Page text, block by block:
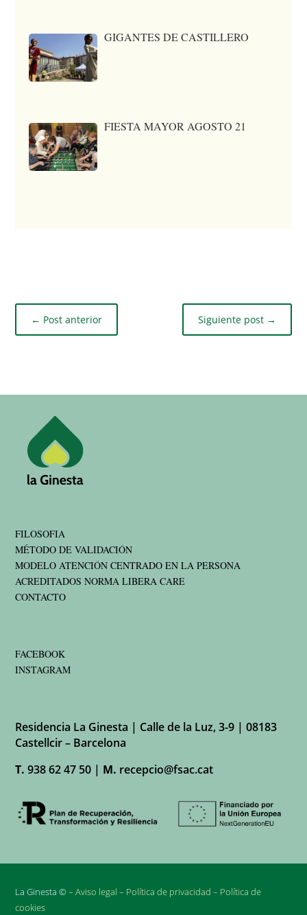
GIGANTES DE CASTILLERO
FIESTA MAYOR AGOSTO 21
← Post anterior Siguiente post→
FILOSOFIA
MÉTODO DE VALIDACIÓN
MODELO ATENCIÓN CENTRADO EN LA PERSONA
ACREDITADOS NORMA LIBERA CARE
CONTACTO
FACEBOOK
INSTAGRAM
Residencia La Ginesta | Calle de la Luz, 3-9 | 08183
Castellcir – Barcelona
T. 938 62 47 50 | M. recepcio@fsac.cat
La Ginesta © –Aviso legal – Política de privacidad – Política de
cookies